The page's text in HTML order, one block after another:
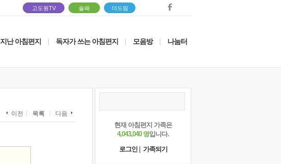
고도원TV 솔패 더드림
지난 아침편지 독자가 쓰는 아침편지 모음방 나눔터
이전 목록 다음
현재 아침편지 가족은
4,043,040 명입니다.
로그인
가족되기